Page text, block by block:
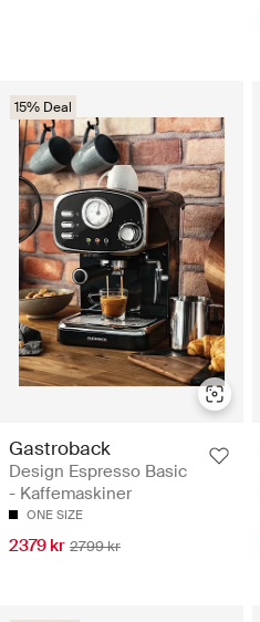
15% Deal
Gastroback
Design Espresso Basic
- Kaffemaskiner
ONE SIZE
2379 kr 2799 kr